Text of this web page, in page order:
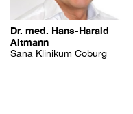
Dr. med. Hans-Harald
Altmann
Sana Klinikum Coburg